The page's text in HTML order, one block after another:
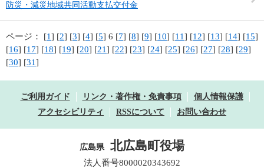
防災・減災地域共同活動支払交付金
ページ： [1] [2] [3] [4] [5] 6 [7] [8] [9] [10] [11] [12] [13] [14] [15]
[16] [17] [18] [19] [20] [21] [22] [23] [24] [25] [26] [27] [28] [29]
[30] [31]
ご利用ガイド リンク・著作権・免責事項
個人情報保護
アクセシビリティ
RSSについて お問い合わせ
広島県 北広島町役場
法人番号8000020343692